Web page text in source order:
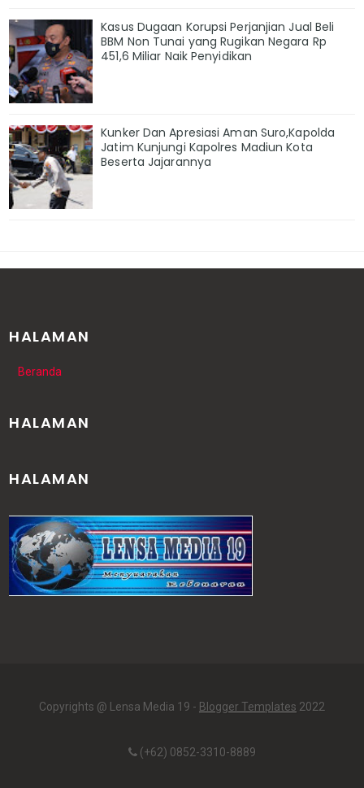
Kasus Dugaan Korupsi Perjanjian Jual Beli
BBM Non Tunai yang Rugikan Negara Rp
451,6 Miliar Naik Penyidikan
Kunker Dan Apresiasi Aman Suro,Kapolda
Jatim Kunjungi Kapolres Madiun Kota
Beserta Jajarannya
HALAMAN
Beranda
HALAMAN
HALAMAN
Copyrights @ Lensa Media 19 - Blogger Templates 2022
(+62) 0852-3310-8889